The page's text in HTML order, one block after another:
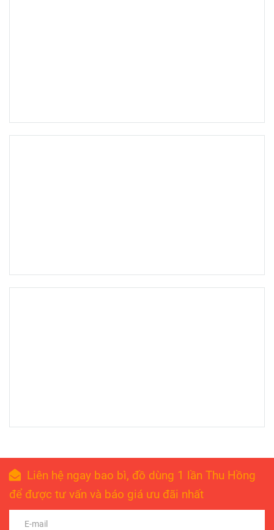
Liên hệ ngay bao bì, đồ dùng 1 lần Thu Hồng
để được tư vấn và báo giá ưu đãi nhất